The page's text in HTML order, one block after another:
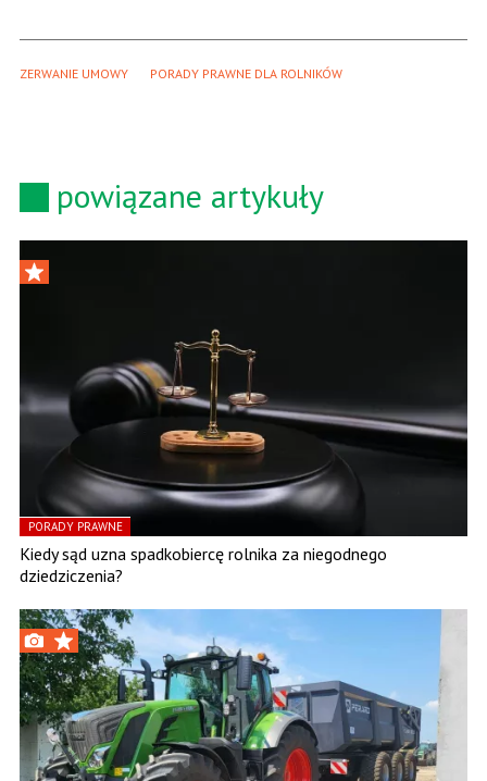
ZERWANIE UMOWY PORADY PRAWNE DLA ROLNIKÓW
powiązane artykuły
PORADY PRAWNE
Kiedy sąd uzna spadkobiercę rolnika za niegodnego
dziedziczenia?